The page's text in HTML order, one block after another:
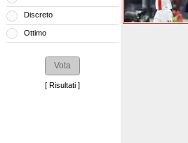
Discreto
Ottimo
[ Risultati ]